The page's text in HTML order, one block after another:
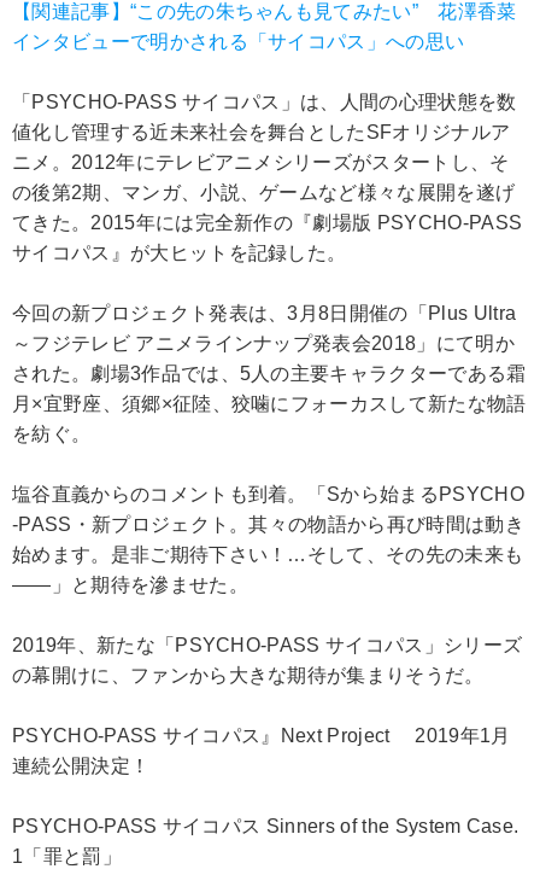
【関連記事】“この先の朱ちゃんも見てみたい” 花澤香菜
インタビューで明かされる「サイコパス」への思い
「PSYCHO-PASS サイコパス」は、人間の心理状態を数
値化し管理する近未来社会を舞台としたSFオリジナルア
ニメ。2012年にテレビアニメシリーズがスタートし、そ
の後第2期、マンガ、小説、ゲームなど様々な展開を遂げ
てきた。2015年には完全新作の『劇場版 PSYCHO-PASS
サイコパス』が大ヒットを記録した。
今回の新プロジェクト発表は、3月8日開催の「Plus Ultra
～フジテレビ アニメラインナップ発表会2018」にて明か
された。劇場3作品では、5人の主要キャラクターである霜
月×宜野座、須郷×征陸、狡噛にフォーカスして新たな物語
を紡ぐ。
塩谷直義からのコメントも到着。「Sから始まるPSYCHO
-PASS・新プロジェクト。其々の物語から再び時間は動き
始めます。是非ご期待下さい！…そして、その先の未来も
――」と期待を滲ませた。
2019年、新たな「PSYCHO-PASS サイコパス」シリーズ
の幕開けに、ファンから大きな期待が集まりそうだ。
PSYCHO-PASS サイコパス』Next Project 2019年1月
連続公開決定！
PSYCHO-PASS サイコパス Sinners of the System Case.
1「罪と罰」